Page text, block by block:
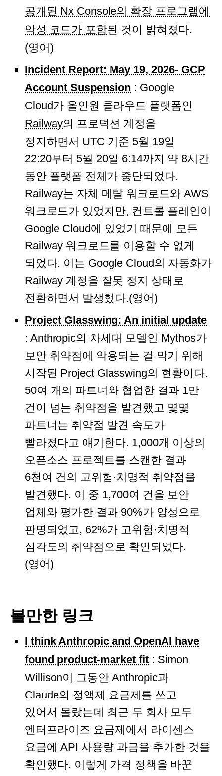
공개된 Nx Console의 확장 프로그램에
악성 코드가 포함된 것이 밝혀졌다.
(영어)
Incident Report: May 19, 2026- GCP
Account Suspension : Google
Cloud가 올인원 클라우드 플랫폼인
Railway의 프로덕션 계정을
정지하면서 UTC 기준 5월 19일
22:20부터 5월 20일 6:14까지 약 8시간
동안 플랫폼 전체가 중단되었다.
Railway는 자체 메탈 워크로드와 AWS
워크로드가 있었지만, 컨트롤 플레인이
Google Cloud에 있었기 때문에 모든
Railway 워크로드를 이용할 수 없게
되었다. 이는 Google Cloud의 자동화가
Railway 계정을 잘못 정지 상태로
전환하면서 발생했다.(영어)
Project Glasswing: An initial update
: Anthropic의 차세대 모델인 Mythos가
보안 취약점에 악용되는 걸 막기 위해
시작된 Project Glasswing의 현황이다.
50여 개의 파트너와 협업한 결과 1만
건이 넘는 취약점을 발견했고 몇몇
파트너는 취약점 발견 속도가
빨라졌다고 얘기한다. 1,000개 이상의
오픈소스 프로젝트를 스캔한 결과
6천여 건의 고위험·치명적 취약점을
발견했다. 이 중 1,700여 건을 보안
업체와 평가한 결과 90%가 양성으로
판명되었고, 62%가 고위험·치명적
심각도의 취약점으로 확인되었다.
(영어)
볼만한 링크
I think Anthropic and OpenAI have
found product-market fit : Simon
Willison이 그동안 Anthropic과
Claude의 정액제 요금제를 쓰고
있어서 몰랐는데 최근 두 회사 모두
엔터프라이즈 요금제에서 라이센스
요금에 API 사용량 과금을 추가한 것을
확인했다. 이렇게 가격 정책을 바꾼